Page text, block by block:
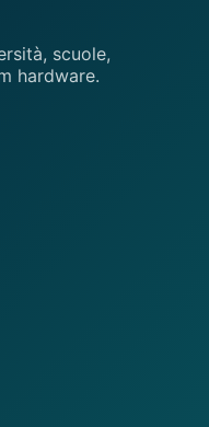
scuole,
hardware.